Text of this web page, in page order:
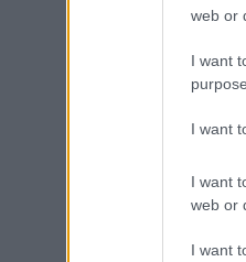
web or
I want
I want
I want
web or
I want